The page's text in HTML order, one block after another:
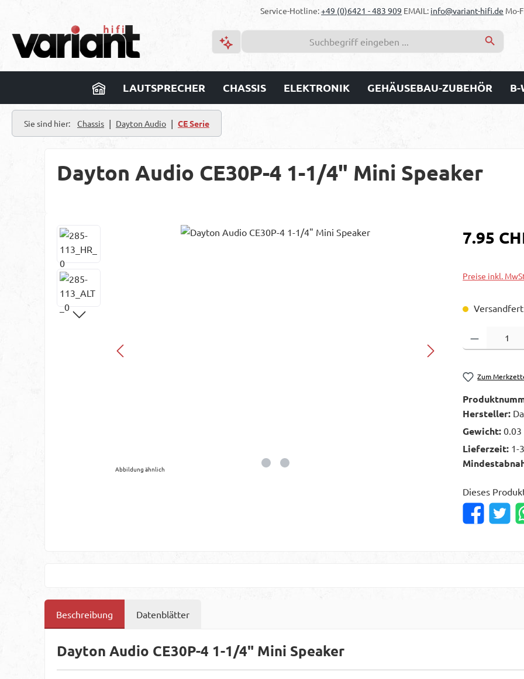
Service-Hotline:+49 (0)6421 - 483 909 EMAIL: info@variant-hifi.de Mo-
LAUTSPRECHER CHASSIS ELEKTRONIK GEHÄUSEBAU-ZUBEHÖR B-
Sie sind hier: Chassis | Dayton Audio | CE Serie
Dayton Audio CE30P-4 1-1/4" Mini Speaker
Bildergalerie überspringen
Abbildung ähnlich
Regulärer
7.95
Preise inkl.
Zum
Hersteller:
Gewicht:0.03
Lieferzeit: 1-
Dieses
Beschreibung Datenblätter
Dayton Audio CE30P-4 1-1/4" Mini Speaker